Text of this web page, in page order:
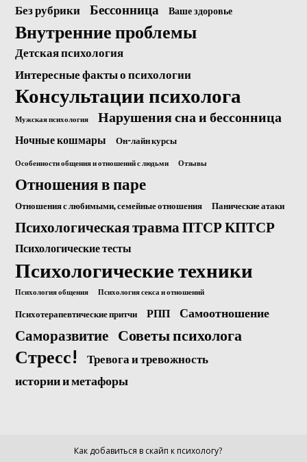
Без рубрики Бессонница Ваше здоровье
Внутренние проблемы
Детская психология
Интересные факты о психологии
Консультации психолога
Мужская психология Нарушения сна и бессонница
Ночные кошмары Он-лайн курсы
Особенности общения и отношений с людьми Отзывы
Отношения в паре
Отношения с любимыми, семейные отношения Панические атаки
Психологическая травма ПТСР КПТСР
Психологические тесты
Психологические техники
Психология общения Психология секса и отношений
Психотерапевтические притчи РПП Самоотношение
Саморазвитие Советы психолога
Стресс! Тревога и тревожность
истории и метафоры
Как добавиться в скайп к психологу?